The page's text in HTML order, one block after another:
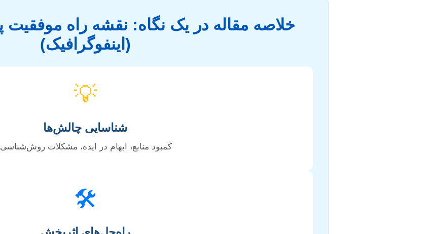
خلاصه مقاله در یک نگاه: نقشه راه موفقیت
(اینفوگرافیک)
💡
شناسایی چالش‌ها
کمبود منابع، ابهام در ایده، مشکلات
🛠️